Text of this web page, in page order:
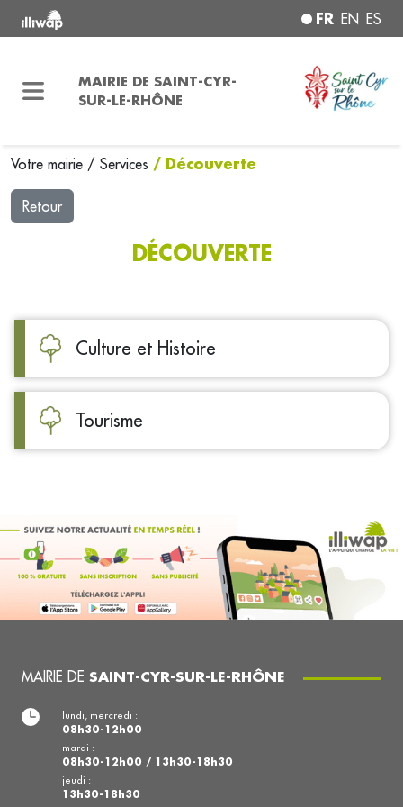
FR EN ES
MAIRIE DE SAINT-CYR-
SUR-LE-RHÔNE
Votre mairie / Services / Découverte
Retour
DÉCOUVERTE
Culture et Histoire
Tourisme
MAIRIE DE SAINT-CYR-SUR-LE-RHÔNE
lundi, mercredi :
08h30-12h00
mardi :
08h30-12h00 / 13h30-18h30
jeudi :
13h30-18h30